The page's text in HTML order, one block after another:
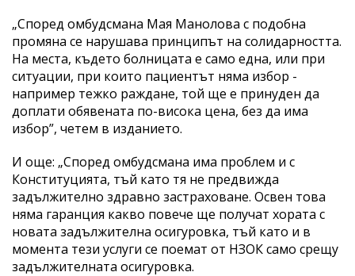
„Според омбудсмана Мая Манолова с подобна
промяна се нарушава принципът на солидарността.
На места, където болницата е само една, или при
ситуации, при които пациентът няма избор -
например тежко раждане, той ще е принуден да
доплати обявената по-висока цена, без да има
избор”, четем в изданието.
И още: „Според омбудсмана има проблем и с
Конституцията, тъй като тя не предвижда
задължително здравно застраховане. Освен това
няма гаранция какво повече ще получат хората с
новата задължителна осигуровка, тъй като и в
момента тези услуги се поемат от НЗОК само срещу
задължителната осигуровка.